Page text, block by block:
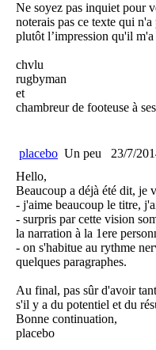
Ne soyez pas inquiet pour
noterais pas ce texte qui
plutôt l’impression qu'il m'a
chvlu
rugbyman
et
chambreur de footeuse à
placebo Un peu
23/7/
Hello,
Beaucoup a déjà été dit, je
- j'aime beaucoup le titre,
- surpris par cette vision
la narration à la 1ere
- on s'habitue au rythme
quelques paragraphes.
Au final, pas sûr d'avoir
s'il y a du potentiel et du
Bonne continuation,
placebo